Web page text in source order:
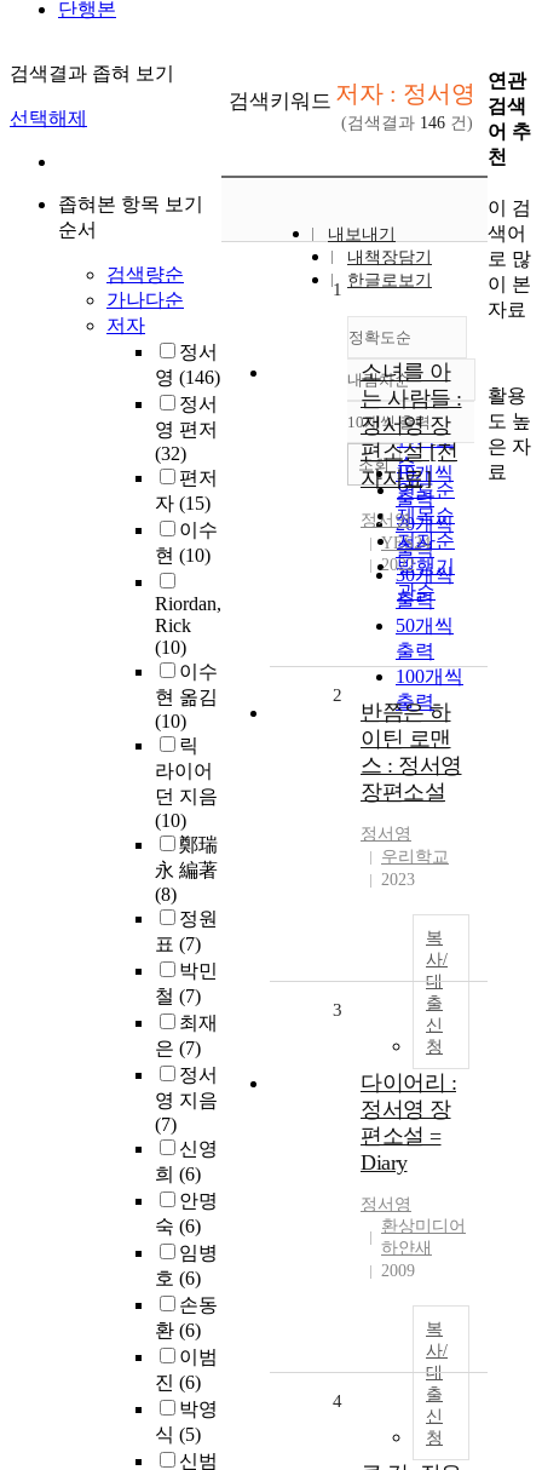
단행본
검색결과 좁혀 보기
선택해제
좁혀본 항목 보기
순서
검색량순
가나다순
저자
정서
영 (146)
정서
영 편저
(32)
편저
자 (15)
이수
현 (10)
Riordan,
Rick
(10)
이수
현 옮김
(10)
릭
라이어
던 지음
(10)
鄭瑞
永 編著
(8)
정원
표 (7)
박민
철 (7)
최재
은 (7)
정서
영 지음
(7)
신영
희 (6)
안명
숙 (6)
임병
호 (6)
손동
환 (6)
이범
진 (6)
박영
식 (5)
신범
검색키워드 저자 : 정서영
(검색결과 146 건)
내보내기
내책장담기
한글로보기
정확도순
정확도
순
인기도
순
연도순
제목순
저자순
발행기
관순
내림차순
내림차순
10개씩 출력
10개씩
출력
20개씩
출력
30개씩
출력
50개씩
출력
100개씩
출력
조회
1
소녀를 아
는 사람들 :
정서영 장
편소설 [전
자자료]
정서영
YES24
2022
2
반쯤은 하
이틴 로맨
스 : 정서영
장편소설
정서영
우리학교
2023
복
사/
대
출
신
청
3
다이어리 :
정서영 장
편소설 =
Diary
정서영
환상미디어
하얀새
2009
복
사/
대
출
신
청
4
연관
검색
어 추
천
이 검
색어
로 많
이 본
자료
활용
도 높
은 자
료